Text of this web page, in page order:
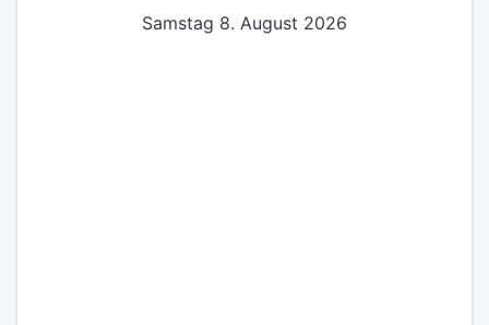
Samstag 8. August 2026